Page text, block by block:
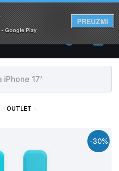
Google Play
PREUZMI
lageru. Slanje istog dana!
0
OUTLET
-30%